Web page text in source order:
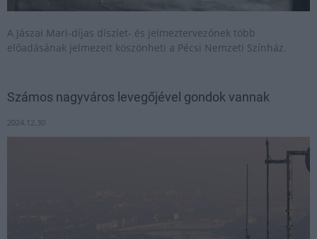
A Jászai Mari-díjas díszlet- és jelmeztervezőnek több
előadásának jelmezeit köszönheti a Pécsi Nemzeti Színház.
Számos nagyváros levegőjével gondok vannak
2024.12.30